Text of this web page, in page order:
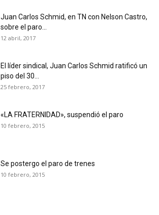
Juan Carlos Schmid, en TN con Nelson Castro,
sobre el paro...
12 abril, 2017
El líder sindical, Juan Carlos Schmid ratificó un
piso del 30...
25 febrero, 2017
«LA FRATERNIDAD», suspendió el paro
10 febrero, 2015
Se postergo el paro de trenes
10 febrero, 2015